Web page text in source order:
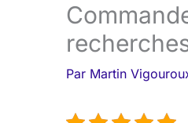
Par Martin